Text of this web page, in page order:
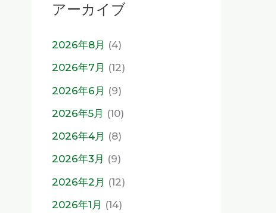
アーカイブ
2026年8月 (4)
2026年7月 (12)
2026年6月 (9)
2026年5月 (10)
2026年4月 (8)
2026年3月 (9)
2026年2月 (12)
2026年1月 (14)